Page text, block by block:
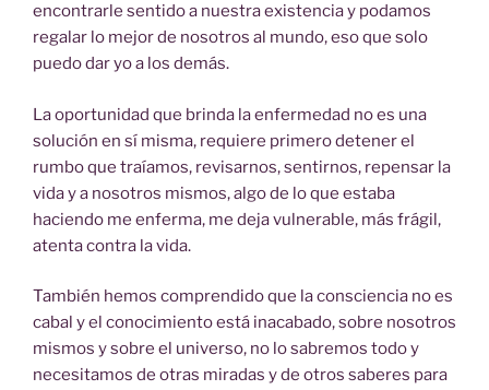
encontrarle sentido a nuestra existencia y podamos
regalar lo mejor de nosotros al mundo, eso que solo
puedo dar yo a los demás.
La oportunidad que brinda la enfermedad no es una
solución en sí misma, requiere primero detener el
rumbo que traíamos, revisarnos, sentirnos, repensar la
vida y a nosotros mismos, algo de lo que estaba
haciendo me enferma, me deja vulnerable, más frágil,
atenta contra la vida.
También hemos comprendido que la consciencia no es
cabal y el conocimiento está inacabado, sobre nosotros
mismos y sobre el universo, no lo sabremos todo y
necesitamos de otras miradas y de otros saberes para